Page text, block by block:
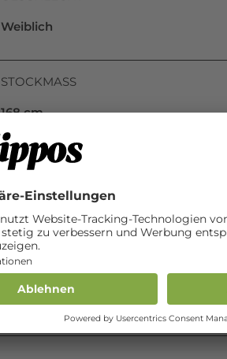
Weiblich
STOCKMASS
168 cm
BESONDERE MERKMALE
lange Blesse bis zu den Nüstern; drei
Füsse (ausser hinten rechts)